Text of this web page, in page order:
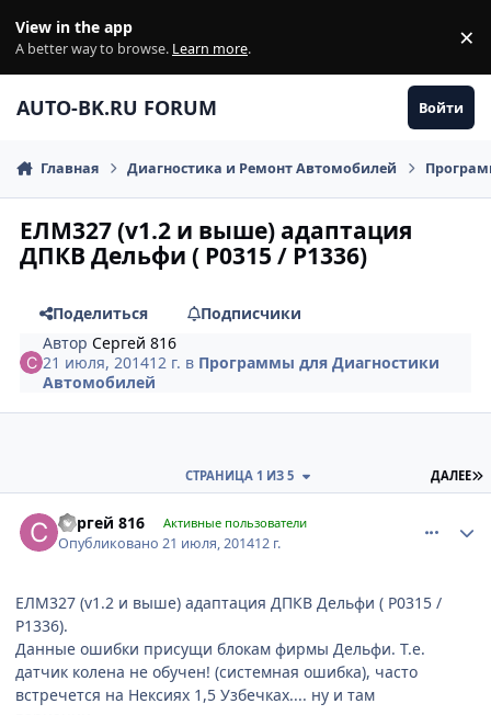
View in the app
A better way to browse. Learn more. ×
AUTO-BK.RU FORUM Войти
Главная Диагностика и Ремонт Автомобилей
ЕЛМ327 (v1.2 и выше) адаптация
ДПКВ Дельфи ( P0315 / P1336)
Поделиться
Подписчики
АвторСергей 816
21 июля, 201412 г. в Программы для Диагностики
Автомобилей
ДАЛЕЕ
СТРАНИЦА 1 ИЗ 5
Сергей 816 Активные пользователи
Опубликовано21 июля, 201412 г.
ЕЛМ327 (v1.2 и выше) адаптация ДПКВ Дельфи ( P0315 /
P1336).
Данные ошибки присущи блокам фирмы Дельфи. Т.е.
датчик колена не обучен! (системная ошибка), часто
встречется на Нексиях 1,5 Узбечках.... ну и там